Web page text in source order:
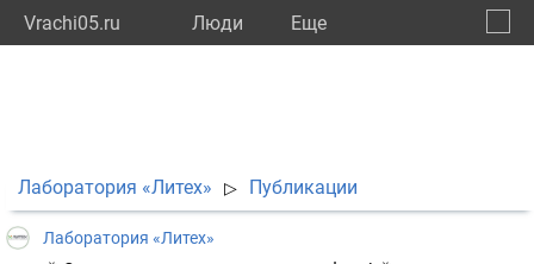
Vrachi05.ru Люди Eще
Лаборатория «Литех» ▷ Публикации
Лаборатория «Литех»